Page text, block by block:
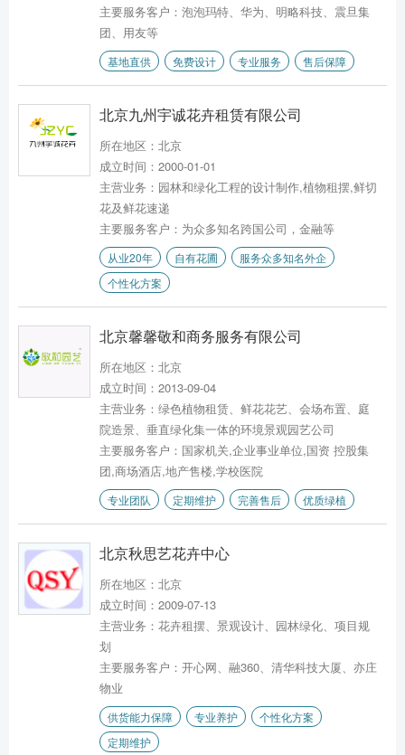
主要服务客户：泡泡玛特、华为、明略科技、震旦集
团、用友等
基地直供 免费设计 专业服务 售后保障
北京九州宇诚花卉租赁有限公司
所在地区：北京
成立时间：2000-01-01
主营业务：园林和绿化工程的设计制作,植物租摆,鲜切
花及鲜花速递
主要服务客户：为众多知名跨国公司，金融等
从业20年 自有花圃
服务众多知名外企
个性化方案
北京馨馨敬和商务服务有限公司
所在地区：北京
成立时间：2013-09-04
主营业务：绿色植物租赁、鲜花花艺、会场布置、庭
院造景、垂直绿化集一体的环境景观园艺公司
主要服务客户：国家机关,企业事业单位,国资 控股集
团,商场酒店,地产售楼,学校医院
专业团队 定期维护 完善售后 优质绿植
北京秋思艺花卉中心
所在地区：北京
成立时间：2009-07-13
主营业务：花卉租摆、景观设计、园林绿化、项目规
划
主要服务客户：开心网、融360、清华科技大厦、亦庄
物业
供货能力保障 专业养护
个性化方案
定期维护